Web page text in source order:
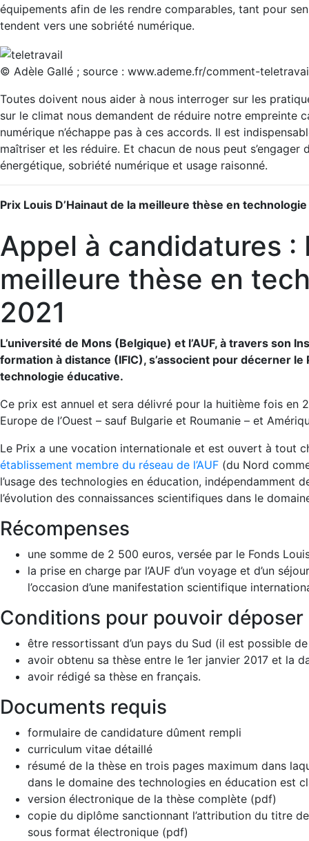
équipements afin de les rendre comparables, tant pour
tendent vers une sobriété numérique.
© Adèle Gallé ; source : www.ademe.fr/comment-
Toutes doivent nous aider à nous interroger sur les
sur le climat nous demandent de réduire notre empreinte
numérique n’échappe pas à ces accords. Il est
maîtriser et les réduire. Et chacun de nous peut
énergétique, sobriété numérique et usage raisonné.
Prix Louis D’Hainaut de la meilleure thèse en
Appel à candidatures :
meilleure thèse en
2021
L’université de Mons (Belgique) et l’AUF, à travers son
formation à distance (IFIC), s’associent pour décerner
technologie éducative.
Ce prix est annuel et sera délivré pour la huitième fois en
Europe de l’Ouest – sauf Bulgarie et Roumanie – et
Le Prix a une vocation internationale et est ouvert à tout
établissement membre du réseau de l’AUF (du Nord
l’usage des technologies en éducation,
l’évolution des connaissances scientifiques dans le
Récompenses
une somme de 2 500 euros, versée par le Fonds
la prise en charge par l’AUF d’un voyage et d’un
l’occasion d’une manifestation scientifique
Conditions pour pouvoir
être ressortissant d’un pays du Sud (il est possible
avoir obtenu sa thèse entre le 1er janvier 2017 et la
avoir rédigé sa thèse en français.
Documents requis
formulaire de candidature dûment rempli
curriculum vitae détaillé
résumé de la thèse en trois pages maximum dans
dans le domaine des technologies en éducation est
version électronique de la thèse complète (pdf)
copie du diplôme sanctionnant l’attribution du titre
sous format électronique (pdf)